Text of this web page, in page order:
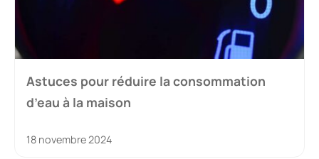
Astuces pour réduire la consommation
d’eau à la maison
18 novembre 2024